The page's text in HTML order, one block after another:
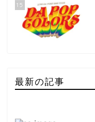
15
最新の記事